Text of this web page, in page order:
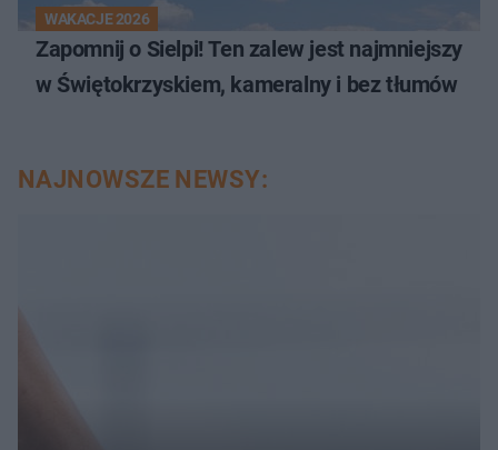
WAKACJE 2026
Zapomnij o Sielpi! Ten zalew jest najmniejszy
w Świętokrzyskiem, kameralny i bez tłumów
NAJNOWSZE NEWSY: